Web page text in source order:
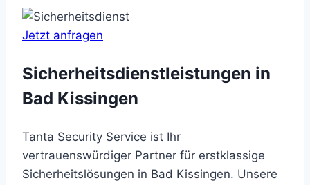
Jetzt anfragen
Sicherheitsdienstleistungen in
Bad Kissingen
Tanta Security Service ist Ihr
vertrauenswürdiger Partner für erstklassige
Sicherheitslösungen in Bad Kissingen. Unsere